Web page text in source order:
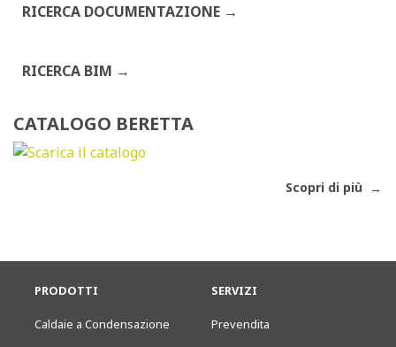
RICERCA DOCUMENTAZIONE
RICERCA BIM
CATALOGO BERETTA
Scopri di più
PRODOTTI
Caldaie a Condensazione
SERVIZI
Prevendita